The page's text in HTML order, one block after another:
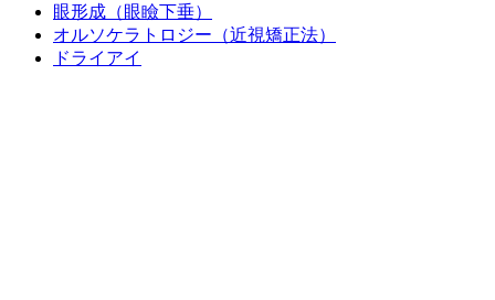
眼形成（眼瞼下垂）
オルソケラトロジー（近視矯正法）
ドライアイ